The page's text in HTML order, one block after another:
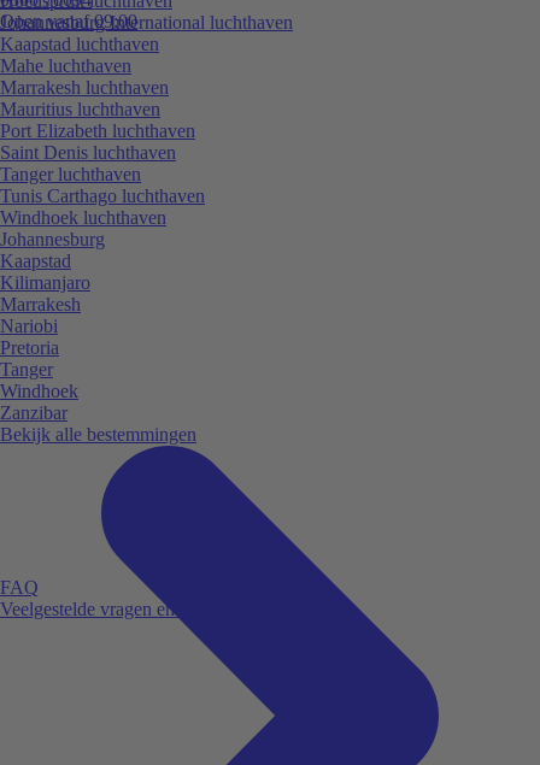
Open vanaf 09:00
FAQ
Veelgestelde vragen en antwoorden.
Johannesburg International luchthaven
Kaapstad luchthaven
Mahe luchthaven
Marrakesh luchthaven
Mauritius luchthaven
Port Elizabeth luchthaven
Saint Denis luchthaven
Tanger luchthaven
Tunis Carthago luchthaven
Windhoek luchthaven
Johannesburg
Kaapstad
Kilimanjaro
Marrakesh
Nariobi
Pretoria
Tanger
Windhoek
Zanzibar
Bekijk alle bestemmingen